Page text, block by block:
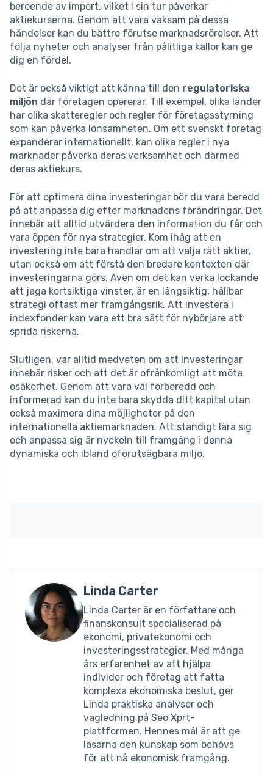
beroende av import, vilket i sin tur påverkar
aktiekurserna. Genom att vara vaksam på dessa
händelser kan du bättre förutse marknadsrörelser. Att
följa nyheter och analyser från pålitliga källor kan ge
dig en fördel.
Det är också viktigt att känna till den regulatoriska
miljön där företagen opererar. Till exempel, olika länder
har olika skatteregler och regler för företagsstyrning
som kan påverka lönsamheten. Om ett svenskt företag
expanderar internationellt, kan olika regler i nya
marknader påverka deras verksamhet och därmed
deras aktiekurs.
För att optimera dina investeringar bör du vara beredd
på att anpassa dig efter marknadens förändringar. Det
innebär att alltid utvärdera den information du får och
vara öppen för nya strategier. Kom ihåg att en
investering inte bara handlar om att välja rätt aktier,
utan också om att förstå den bredare kontexten där
investeringarna görs. Även om det kan verka lockande
att jaga kortsiktiga vinster, är en långsiktig, hållbar
strategi oftast mer framgångsrik. Att investera i
indexfonder kan vara ett bra sätt för nybörjare att
sprida riskerna.
Slutligen, var alltid medveten om att investeringar
innebär risker och att det är ofrånkomligt att möta
osäkerhet. Genom att vara väl förberedd och
informerad kan du inte bara skydda ditt kapital utan
också maximera dina möjligheter på den
internationella aktiemarknaden. Att ständigt lära sig
och anpassa sig är nyckeln till framgång i denna
dynamiska och ibland oförutsägbara miljö.
Linda Carter
Linda Carter är en författare och
finanskonsult specialiserad på
ekonomi, privatekonomi och
investeringsstrategier. Med många
års erfarenhet av att hjälpa
individer och företag att fatta
komplexa ekonomiska beslut, ger
Linda praktiska analyser och
vägledning på Seo Xprt-
plattformen. Hennes mål är att ge
läsarna den kunskap som behövs
för att nå ekonomisk framgång.